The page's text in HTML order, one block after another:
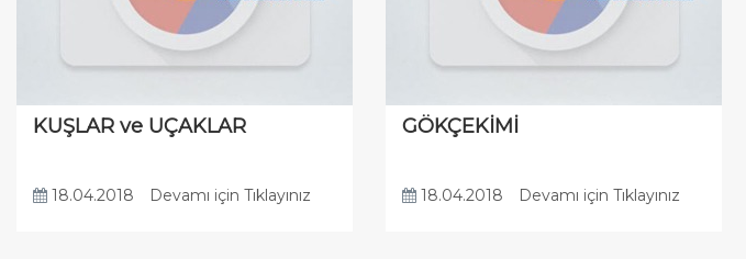
KUŞLAR ve UÇAKLAR
18.04.2018 Devamı için Tıklayınız
GÖKÇEKİMİ
18.04.2018 Devamı için Tıklayınız